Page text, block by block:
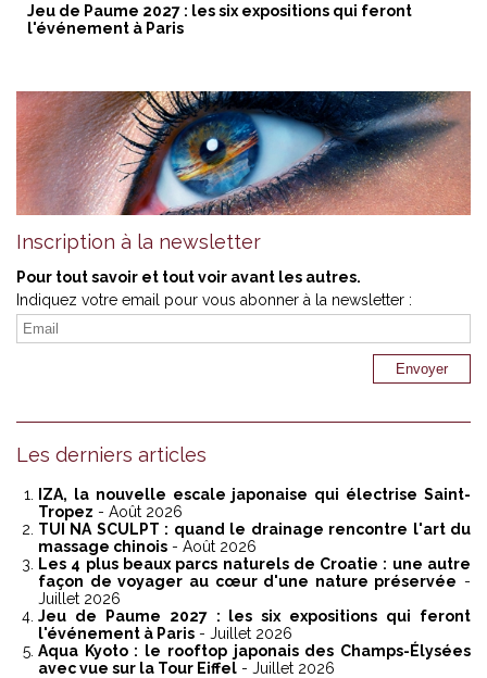
Jeu de Paume 2027 : les six expositions qui feront
l'événement à Paris
Inscription à la newsletter
Pour tout savoir et tout voir avant les autres.
Indiquez votre email pour vous abonner à la newsletter :
Les derniers articles
IZA, la nouvelle escale japonaise qui électrise Saint-
Tropez - Août 2026
TUI NA SCULPT : quand le drainage rencontre l'art du
massage chinois - Août 2026
Les 4 plus beaux parcs naturels de Croatie : une autre
façon de voyager au cœur d'une nature préservée -
Juillet 2026
Jeu de Paume 2027 : les six expositions qui feront
l'événement à Paris - Juillet 2026
Aqua Kyoto : le rooftop japonais des Champs-Élysées
avec vue sur la Tour Eiffel - Juillet 2026